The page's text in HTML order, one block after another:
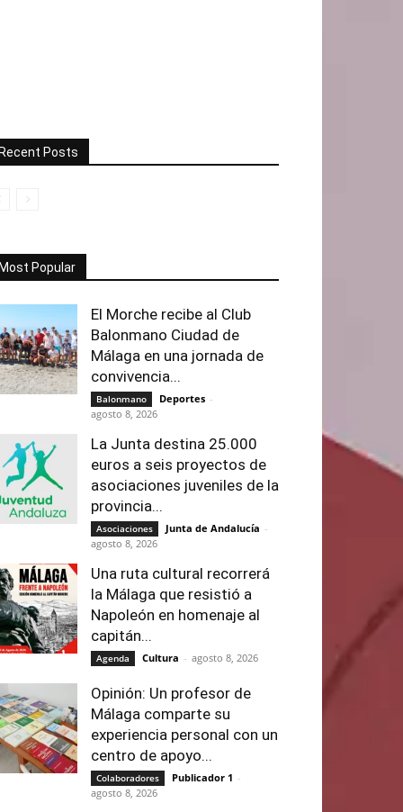
Posts
Popular
El Morche recibe al Club
Balonmano Ciudad de
Málaga en una jornada de
convivencia...
Balonmano Deportes -
agosto 8, 2026
La Junta destina 25.000
euros a seis proyectos de
asociaciones juveniles de la
provincia...
Asociaciones Junta de Andalucía -
agosto 8, 2026
Una ruta cultural recorrerá
la Málaga que resistió a
Napoleón en homenaje al
capitán...
Agenda Cultura - agosto 8, 2026
Opinión: Un profesor de
Málaga comparte su
experiencia personal con un
centro de apoyo...
Colaboradores Publicador 1 -
agosto 8, 2026